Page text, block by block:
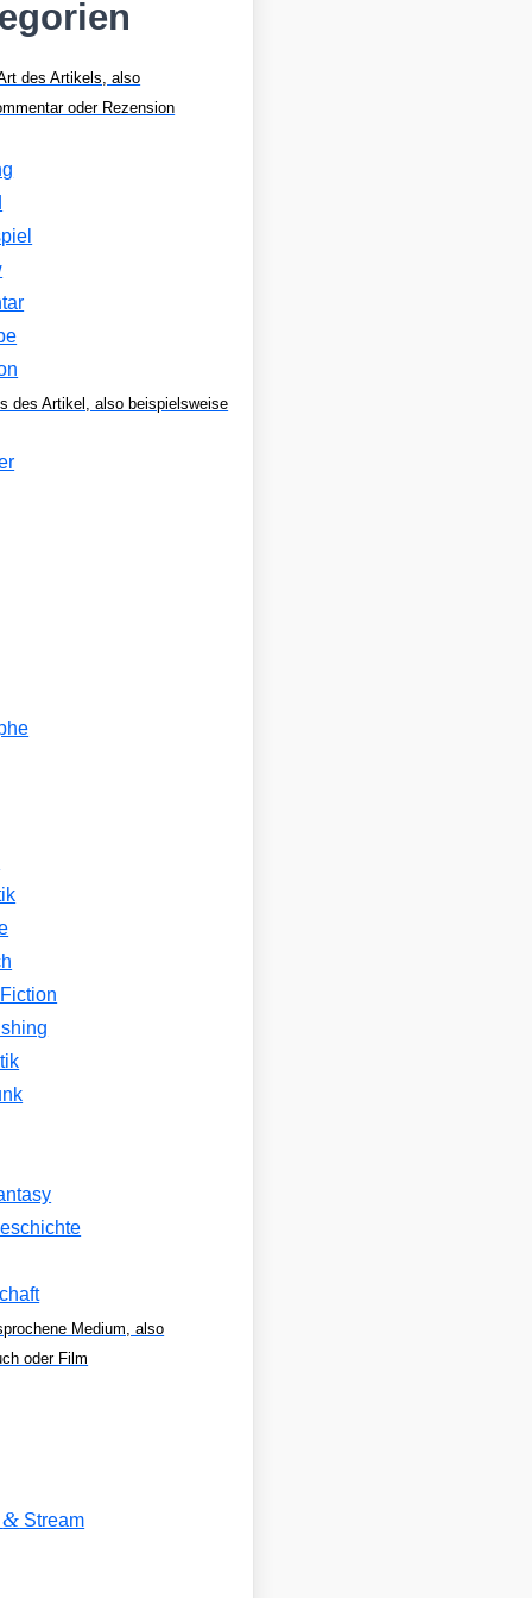
des Artikels, also
oder Rezension
des Artikel, also beispielsweise
Medium, also
oder Film
& Stream